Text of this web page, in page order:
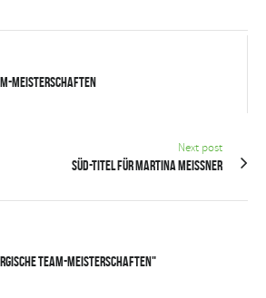
Meisterschaften
Next post
Süd-Titel für Martina Meissner
Team-Meisterschaften"